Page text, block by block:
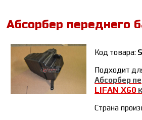
Абсорбер переднего
Код товара:
Подходит
Абсорбер
LIFAN Х60
Страна